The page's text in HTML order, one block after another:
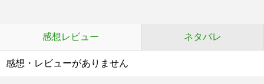
感想レビュー ネタバレ
感想・レビューがありません